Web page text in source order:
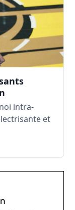
intra-
et